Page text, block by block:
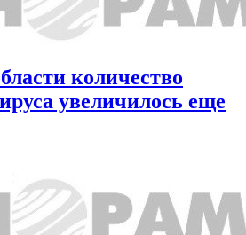
количество
увеличилось еще